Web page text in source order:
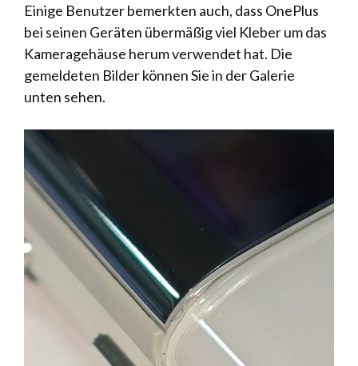
Einige Benutzer bemerkten auch, dass OnePlus
bei seinen Geräten übermäßig viel Kleber um das
Kameragehäuse herum verwendet hat. Die
gemeldeten Bilder können Sie in der Galerie
unten sehen.